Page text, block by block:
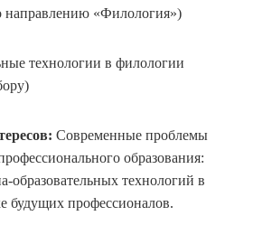
«Филология»)
технологии в филологии
Современные проблемы
образования:
образовательных технологий в
будущих профессионалов.